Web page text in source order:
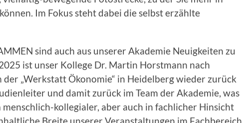
Im Fokus steht dabei die selbst erzählte
sind auch aus unserer Akademie Neuigkeiten zu
ist unser Kollege Dr. Martin Horstmann nach
„Werkstatt Ökonomie“ in Heidelberg wieder zurück
und damit zurück im Team der Akademie, was
menschlich-kollegialer, aber auch in fachlicher Hinsicht